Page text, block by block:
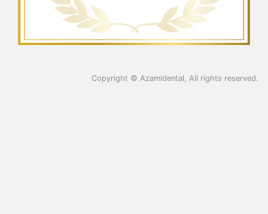
Copyright © Azamidental , All rights reserved.